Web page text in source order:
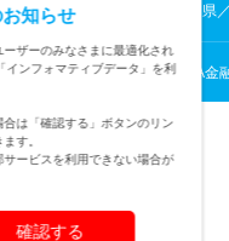
の転職・求人情報TOP 石川県
情報一覧 農業協同組合（JA金
知らせ
ザーのみなさまに最適化され
ンフォマティブデータ」を利
は「確認する」ボタンのリン
す。
ービスを利用できない場合が
確認する